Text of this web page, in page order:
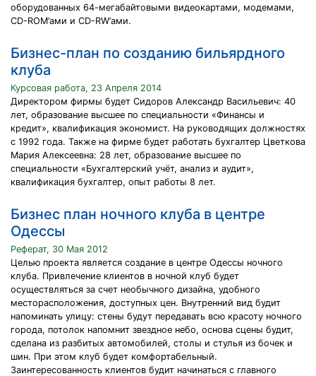
оборудованных 64-мегабайтовыми видеокартами, модемами,
CD-ROM’ами и CD-RW’ами.
Бизнес-план по созданию бильярдного
клуба
Курсовая работа, 23 Апреля 2014
Директором фирмы будет Сидоров Александр Васильевич: 40
лет, образование высшее по специальности «Финансы и
кредит», квалификация экономист. На руководящих должностях
с 1992 года. Также на фирме будет работать бухгалтер Цветкова
Мария Алексеевна: 28 лет, образование высшее по
специальности «Бухгалтерский учёт, анализ и аудит»,
квалификация бухгалтер, опыт работы 8 лет.
Бизнес план ночного клуба в центре
Одессы
Реферат, 30 Мая 2012
Целью проекта является создание в центре Одессы ночного
клуба. Привлечение клиентов в ночной клуб будет
осуществляться за счет необычного дизайна, удобного
месторасположения, доступных цен. Внутренний вид будит
напоминать улицу: стены будут передавать всю красоту ночного
города, потолок напомнит звездное небо, основа сцены будит,
сделана из разбитых автомобилей, столы и стулья из бочек и
шин. При этом клуб будет комфортабельный.
Заинтересованность клиентов будит начинаться с главного